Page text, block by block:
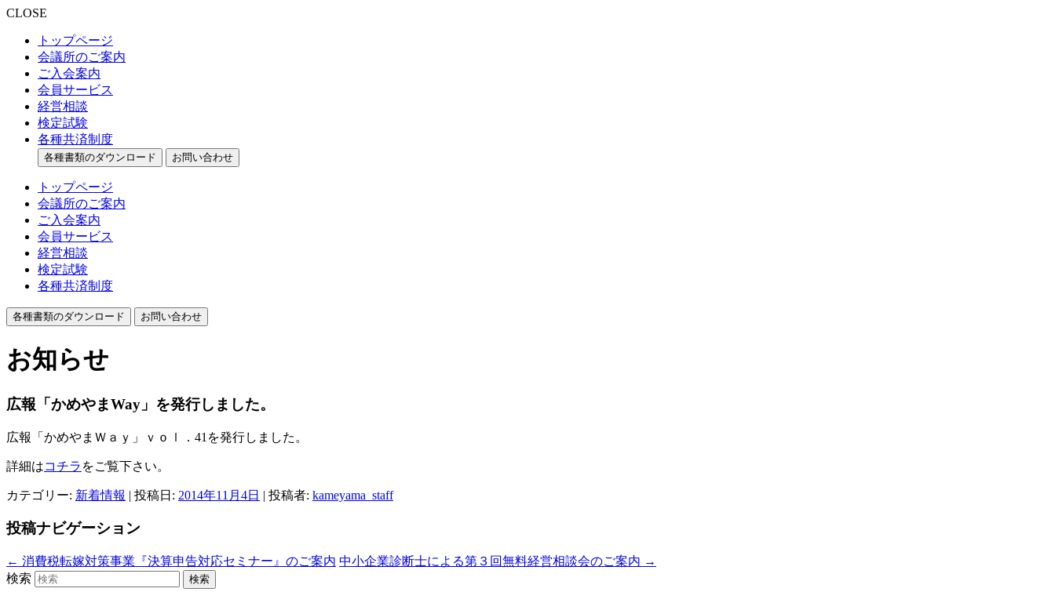
CLOSE
トップページ
会議所のご案内
ご入会案内
会員サービス
経営相談
検定試験
各種共済制度
各種書類のダウンロード お問い合わせ
トップページ
会議所のご案内
ご入会案内
会員サービス
経営相談
検定試験
各種共済制度
各種書類のダウンロード お問い合わせ
お知らせ
広報「かめやまWay」を発行しました。
広報「かめやまＷａｙ」ｖｏｌ．41を発行しました。
詳細はコチラ をご覧下さい。
カテゴリー: 新着情報 | 投稿日: 2014年11月4日 | 投稿者: kameyama_staff
投稿ナビゲーション
← 消費税転嫁対策事業『決算申告対応セミナー』のご案内 中小企業診断士による第３回無料経営相談会のご案内 →
検索